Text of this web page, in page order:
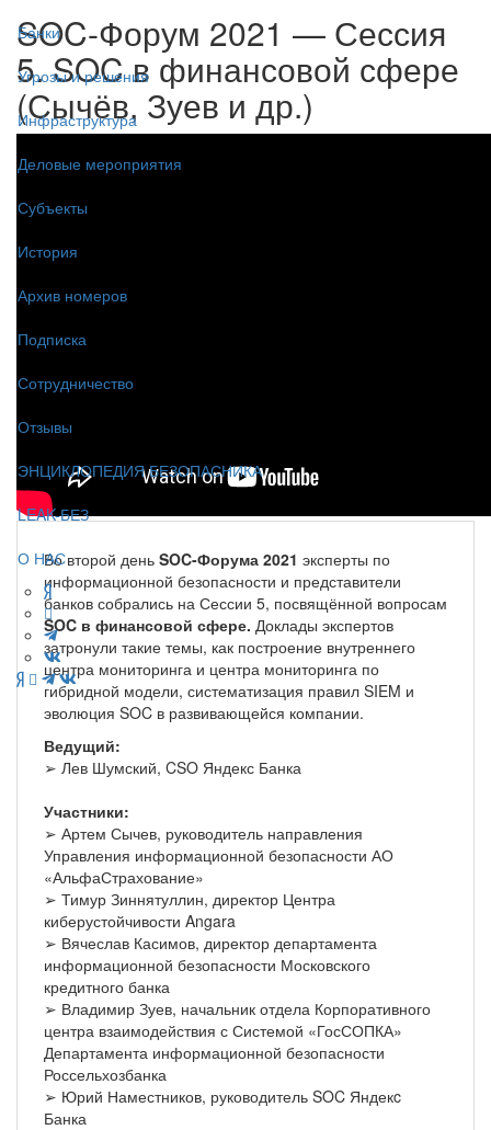
Банки
Угрозы и решения
Инфраструктура
Деловые мероприятия
Субъекты
История
Архив номеров
Подписка
Сотрудничество
Отзывы
ЭНЦИКЛОПЕДИЯ БЕЗОПАСНИКА
LEAK-БЕЗ
О НАС
SOC-Форум 2021 — Сессия
5. SOC в финансовой сфере
(Сычёв, Зуев и др.)
Во второй день SOC-Форума 2021 эксперты по
информационной безопасности и представители
банков собрались на Сессии 5, посвящённой вопросам
SOC в финансовой сфере. Доклады экспертов
затронули такие темы, как построение внутреннего
центра мониторинга и центра мониторинга по
гибридной модели, систематизация правил SIEM и
эволюция SOC в развивающейся компании.
Ведущий:
➢ Лев Шумский, CSO Яндекс Банка
Участники:
➢ Артем Сычев, руководитель направления
Управления информационной безопасности АО
«АльфаСтрахование»
➢ Тимур Зиннятуллин, директор Центра
киберустойчивости Angara
➢ Вячеслав Касимов, директор департамента
информационной безопасности Московского
кредитного банка
➢ Владимир Зуев, начальник отдела Корпоративного
центра взаимодействия с Системой «ГосСОПКА»
Департамента информационной безопасности
Россельхозбанка
➢ Юрий Наместников, руководитель SOC Яндекc
Банка